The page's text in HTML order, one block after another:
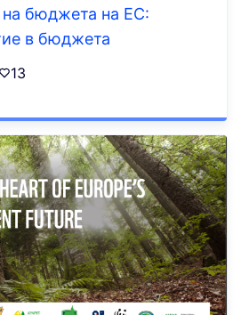
на бюджета на ЕС:
в бюджета
13